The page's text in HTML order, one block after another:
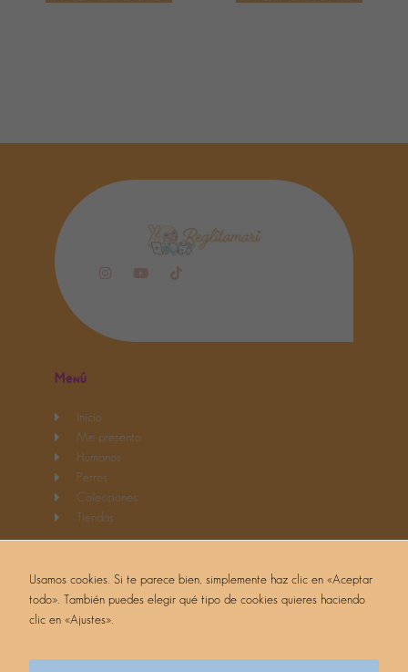
Menú
Inicio
Me presento
Humanos
Perros
Colecciones
Tiendas
Mi espacio
Estás dentro de la familia Reglitamari
Usamos cookies. Si te parece bien, simplemente haz clic en «Aceptar
todo». También puedes elegir qué tipo de cookies quieres haciendo
clic en «Ajustes».